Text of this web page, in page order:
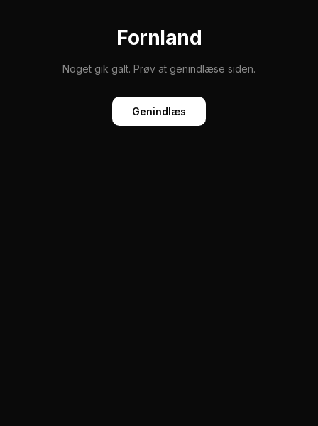
Fornland
Noget gik galt. Prøv at genindlæse siden.
Genindlæs